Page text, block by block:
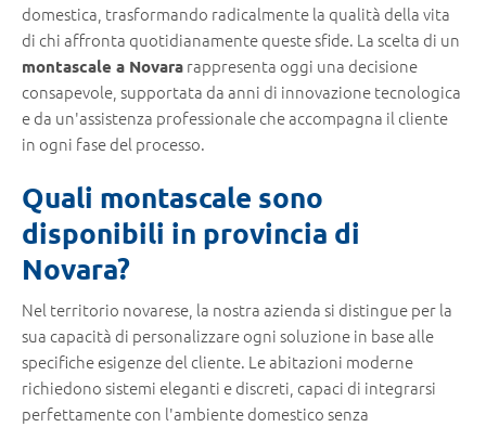
domestica, trasformando radicalmente la qualità della vita
di chi affronta quotidianamente queste sfide. La scelta di un
montascale a Novara rappresenta oggi una decisione
consapevole, supportata da anni di innovazione tecnologica
e da un'assistenza professionale che accompagna il cliente
in ogni fase del processo.
Quali montascale sono
disponibili in provincia di
Novara?
Nel territorio novarese, la nostra azienda si distingue per la
sua capacità di personalizzare ogni soluzione in base alle
specifiche esigenze del cliente. Le abitazioni moderne
richiedono sistemi eleganti e discreti, capaci di integrarsi
perfettamente con l'ambiente domestico senza